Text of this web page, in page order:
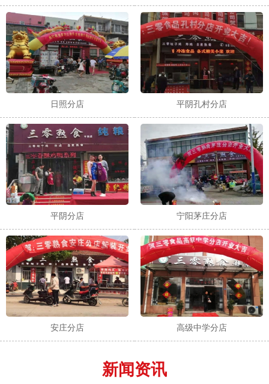
日照分店 平阴孔村分店
平阴分店 宁阳茅庄分店
安庄分店 高级中学分店
新闻资讯